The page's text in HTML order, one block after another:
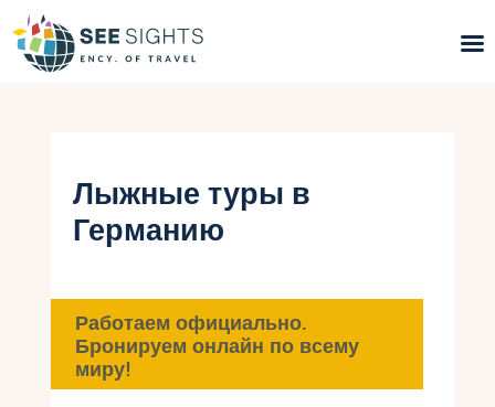
Горящие туры
Типы Туров
Инфо
Блог
Лыжные туры в
Германию
Работаем официально.
Бронируем онлайн по всему
миру!